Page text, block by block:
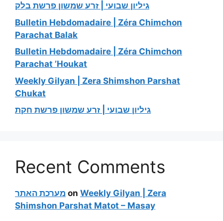
גיליון שבועי | זרע שמשון פרשת בלק
Bulletin Hebdomadaire | Zéra Chimchon
Parachat Balak
Bulletin Hebdomadaire | Zéra Chimchon
Parachat ’Houkat
Weekly Gilyan | Zera Shimshon Parshat
Chukat
גיליון שבועי | זרע שמשון פרשת חקת
Recent Comments
מערכת האתר on Weekly Gilyan | Zera
Shimshon Parshat Matot – Masay